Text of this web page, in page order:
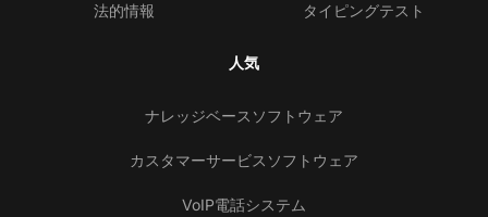
法的情報 タイピングテスト
人気
ナレッジベースソフトウェア
カスタマーサービスソフトウェア
VoIP電話システム